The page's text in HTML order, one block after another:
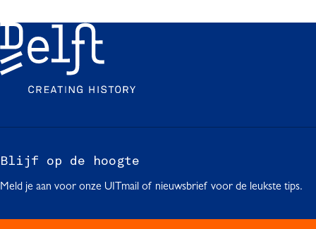
Blijf op de hoogte
Meld je aan voor onze UITmail of nieuwsbrief voor de leukste tips.